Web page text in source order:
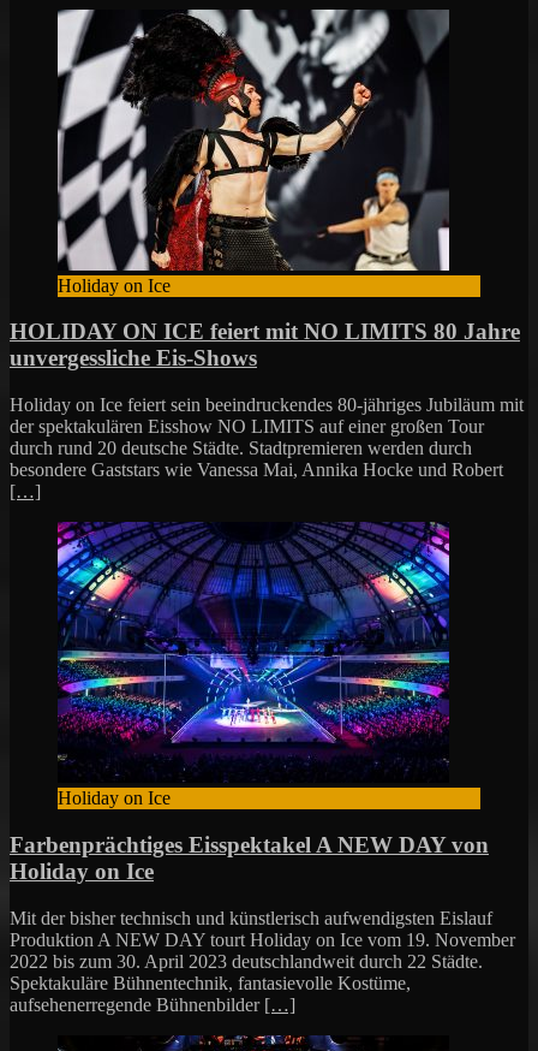
Holiday on Ice
HOLIDAY ON ICE feiert mit NO LIMITS 80 Jahre
unvergessliche Eis-Shows
Holiday on Ice feiert sein beeindruckendes 80-jähriges Jubiläum mit
der spektakulären Eisshow NO LIMITS auf einer großen Tour
durch rund 20 deutsche Städte. Stadtpremieren werden durch
besondere Gaststars wie Vanessa Mai, Annika Hocke und Robert
[…]
Holiday on Ice
Farbenprächtiges Eisspektakel A NEW DAY von
Holiday on Ice
Mit der bisher technisch und künstlerisch aufwendigsten Eislauf
Produktion A NEW DAY tourt Holiday on Ice vom 19. November
2022 bis zum 30. April 2023 deutschlandweit durch 22 Städte.
Spektakuläre Bühnentechnik, fantasievolle Kostüme,
aufsehenerregende Bühnenbilder […]